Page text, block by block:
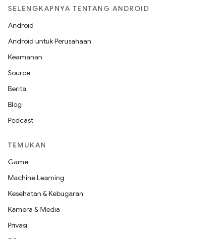
SELENGKAPNYA TENTANG ANDROID
Android
Android untuk Perusahaan
Keamanan
Source
Berita
Blog
Podcast
TEMUKAN
Game
Machine Learning
Kesehatan & Kebugaran
Kamera & Media
Privasi